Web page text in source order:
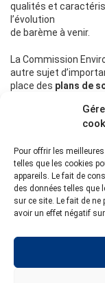
Pour offrir les
telles que les cookies
appareils. Le fait de
des données telles que
sur ce site. Le fait de
avoir un effet négatif
qualités et
l’évolution
de barème à venir.
La Commission
autre sujet
place des plans de
accompagner ses